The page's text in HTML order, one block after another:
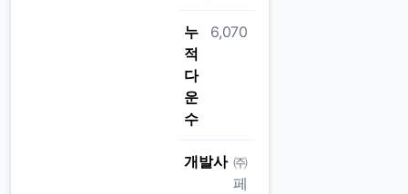
누
적
다
운
수
6,070
개발사 ㈜
페